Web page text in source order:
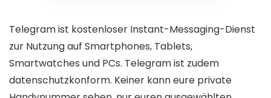
Telegram ist kostenloser Instant-Messaging-Dienst
zur Nutzung auf Smartphones, Tablets,
Smartwatches und PCs. Telegram ist zudem
datenschutzkonform. Keiner kann eure private